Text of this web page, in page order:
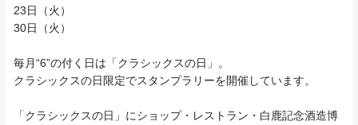
23日（火）
30日（火）
毎月“6”の付く日は「クラシックスの日」。
クラシックスの日限定でスタンプラリーを開催しています。
「クラシックスの日」にショップ・レストラン・白鹿記念酒造博